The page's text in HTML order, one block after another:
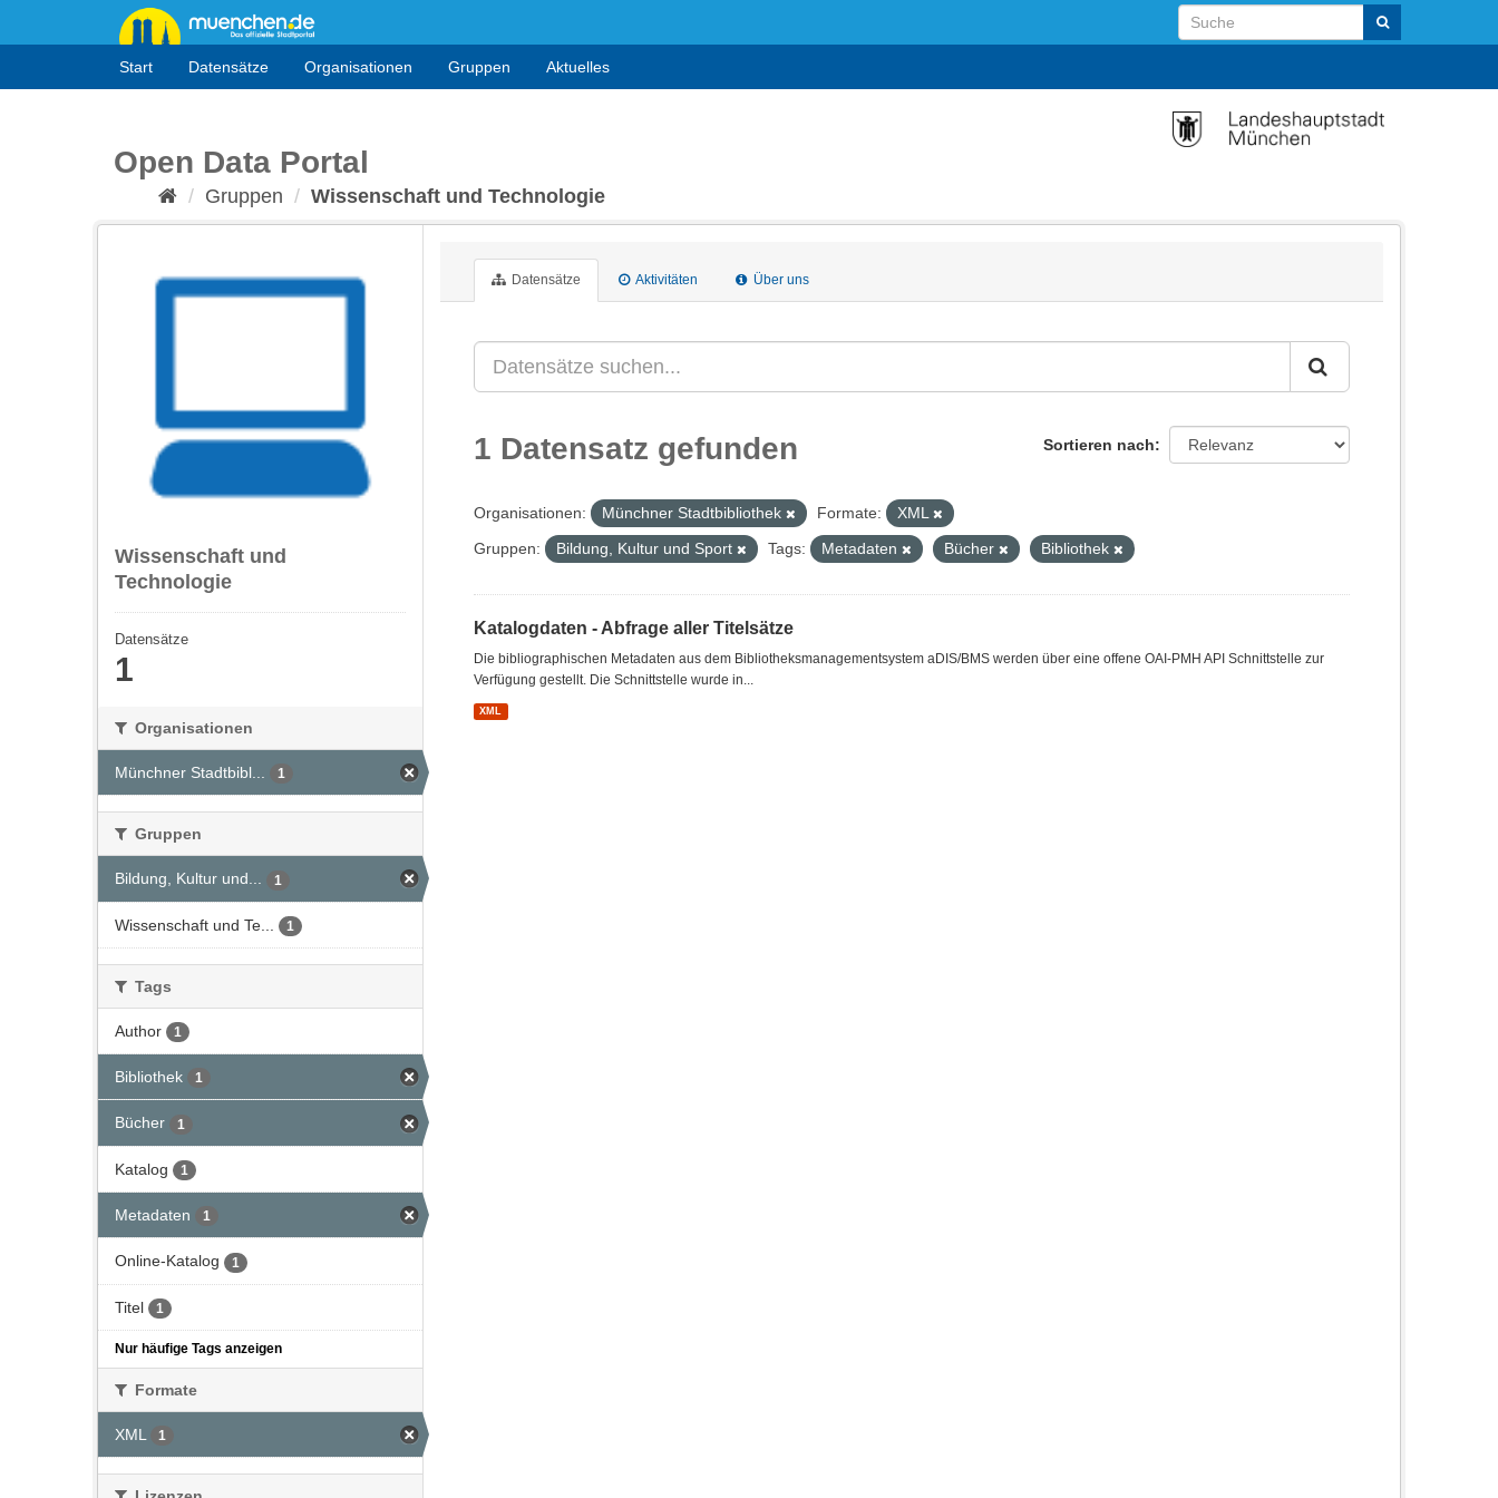
Start Datensätze Organisationen Gruppen Aktuelles
Open Data Portal
Gruppen Wissenschaft und Technologie
Wissenschaft und
Technologie
Datensätze
1
Organisationen
Münchner Stadtbibl... 1
Gruppen
Bildung, Kultur und... 1
Wissenschaft und Te... 1
Tags
Author 1
Bibliothek 1
Bücher 1
Katalog 1
Metadaten 1
Online-Katalog 1
Titel 1
Nur häufige Tags anzeigen
Formate
XML 1
Datensätze Aktivitäten Über uns
Sortieren nach
1 Datensatz gefunden
Organisationen: Münchner Stadtbibliothek Formate:
XML
Gruppen:
Bildung, Kultur und Sport Tags: Metadaten Bücher Bibliothek
Katalogdaten - Abfrage aller Titelsätze
Die bibliographischen Metadaten aus dem Bibliotheksmanagementsystem aDIS/BMS werden über eine offene OAI-PMH API Schnittstelle zur
Verfügung gestellt. Die Schnittstelle wurde in...
XML